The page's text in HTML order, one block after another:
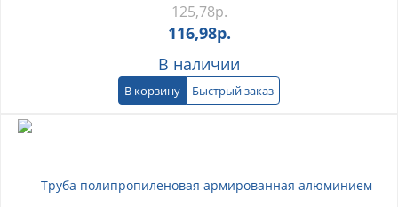
125,78р.
116,98р.
В наличии
В корзину Быстрый заказ